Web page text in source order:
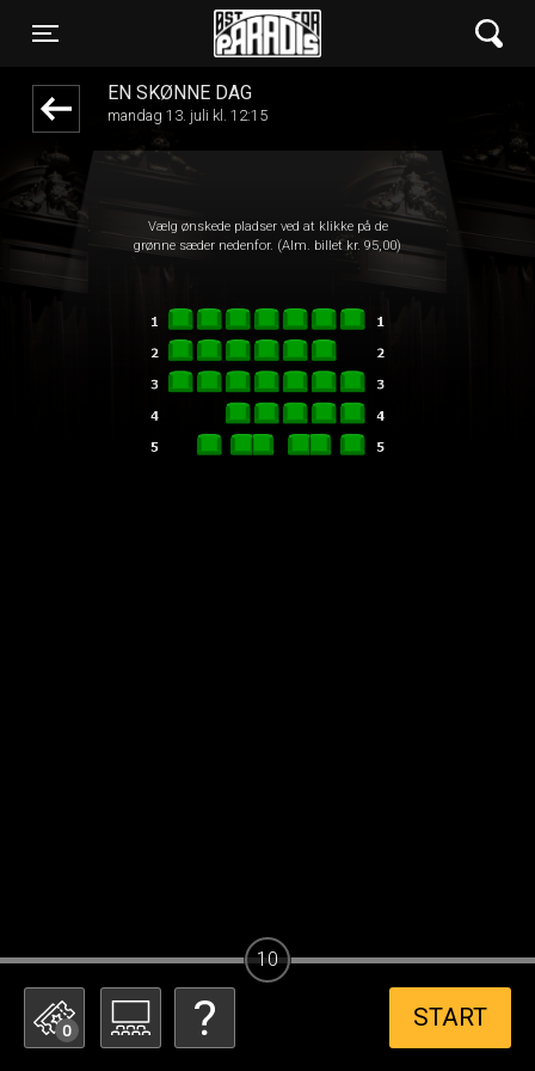
Toggle navigation
Øst for Paradis
EN SKØNNE DAG
mandag 13. juli kl. 12:15
Vælg ønskede pladser ved at klikke på de
grønne sæder nedenfor. (Alm. billet kr. 95,00)
0 START
10
1step-front02 113542